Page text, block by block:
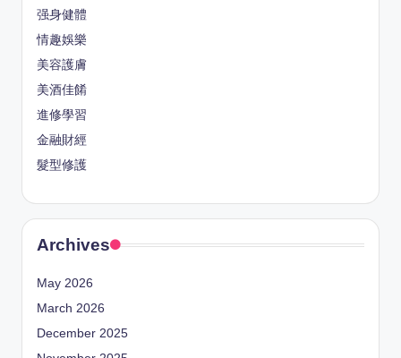
强身健體
情趣娛樂
美容護膚
美酒佳餚
進修學習
金融財經
髮型修護
Archives
May 2026
March 2026
December 2025